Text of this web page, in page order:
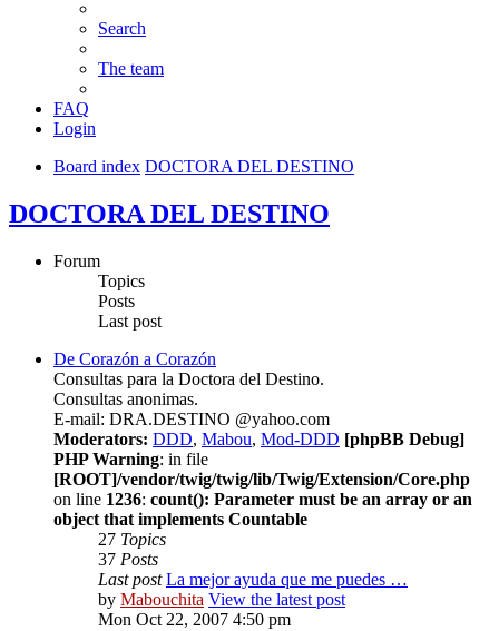
Search
The team
FAQ
Login
Board index DOCTORA DEL DESTINO
DOCTORA DEL DESTINO
Forum
Topics
Posts
Last post
De Corazón a Corazón
Consultas para la Doctora del Destino.
Consultas anonimas.
E-mail: DRA.DESTINO @yahoo.com
Moderators: DDD, Mabou, Mod-DDD [phpBB Debug]
PHP Warning: in file
[ROOT]/vendor/twig/twig/lib/Twig/Extension/Core.php
on line 1236: count(): Parameter must be an array or an
object that implements Countable
27 Topics
37 Posts
Last post La mejor ayuda que me puedes …
by Mabouchita View the latest post
Mon Oct 22, 2007 4:50 pm